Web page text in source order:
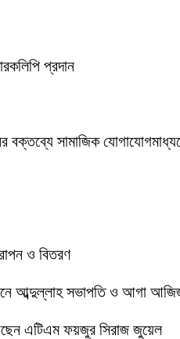
প্রদান
সামাজিক
ও বিতরণ
আব্দুল্লাহ সভাপতি ও আগা আজিজ
এটিএম ফয়জুর সিরাজ জুয়েল